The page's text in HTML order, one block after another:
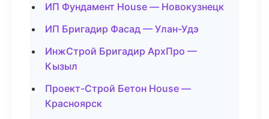
ИП Фундамент House — Новокузнецк
ИП Бригадир Фасад — Улан-Удэ
ИнжСтрой Бригадир АрхПро —
Кызыл
Проект-Строй Бетон House —
Красноярск